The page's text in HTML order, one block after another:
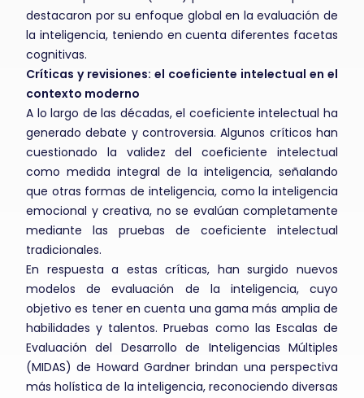
destacaron por su enfoque global en la evaluación de
la inteligencia, teniendo en cuenta diferentes facetas
cognitivas.
Críticas y revisiones: el coeficiente intelectual en el
contexto moderno
A lo largo de las décadas, el coeficiente intelectual ha
generado debate y controversia. Algunos críticos han
cuestionado la validez del coeficiente intelectual
como medida integral de la inteligencia, señalando
que otras formas de inteligencia, como la inteligencia
emocional y creativa, no se evalúan completamente
mediante las pruebas de coeficiente intelectual
tradicionales.
En respuesta a estas críticas, han surgido nuevos
modelos de evaluación de la inteligencia, cuyo
objetivo es tener en cuenta una gama más amplia de
habilidades y talentos. Pruebas como las Escalas de
Evaluación del Desarrollo de Inteligencias Múltiples
(MIDAS) de Howard Gardner brindan una perspectiva
más holística de la inteligencia, reconociendo diversas